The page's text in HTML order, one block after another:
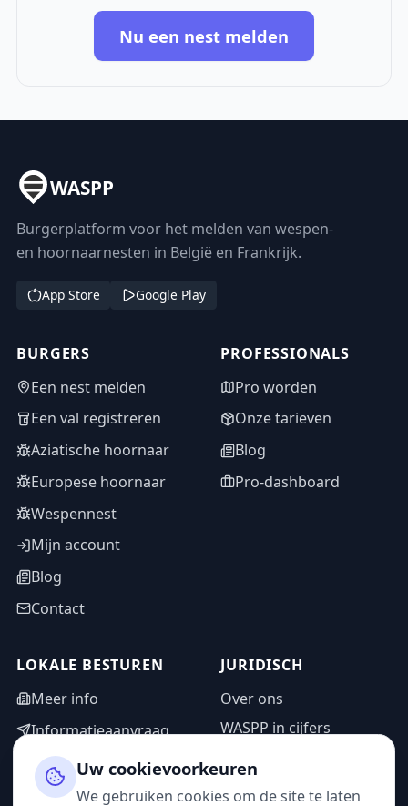
Nu een nest melden
WASPP
Burgerplatform voor het melden van wespen-
en hoornaarnesten in België en Frankrijk.
App Store Google Play
BURGERS
Een nest melden
Een val registreren
Aziatische hoornaar
Europese hoornaar
Wespennest
Mijn account
Blog
Contact
PROFESSIONALS
Pro worden
Onze tarieven
Blog
Pro-dashboard
LOKALE BESTUREN
Meer info
Informatieaanvraag
Adminzone
JURIDISCH
Over ons
WASPP in cijfers
Privacybeleid
Uw cookievoorkeuren
We gebruiken cookies om de site te laten